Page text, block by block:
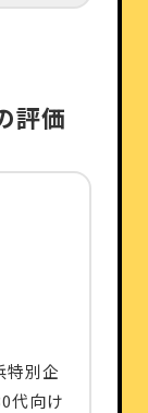
評価
特別企
代向け